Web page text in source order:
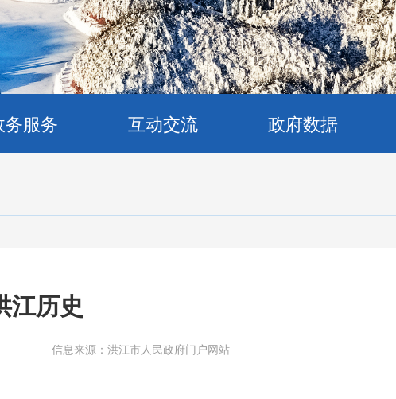
务服务 互动交流 政府数据
江历史
信息来源：洪江市人民政府门户网站